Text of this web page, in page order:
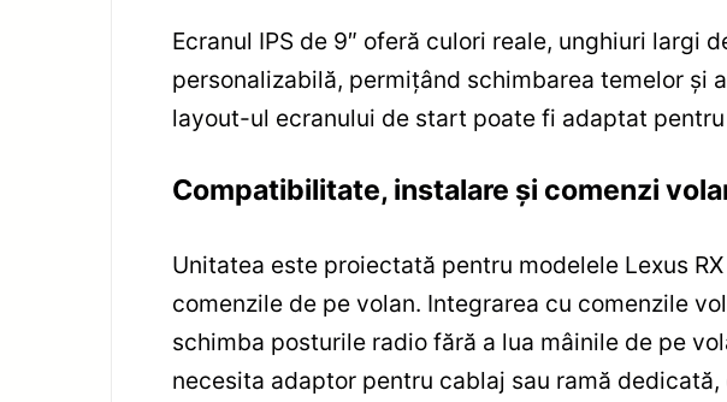
Ecranul IPS de 9″ oferă culori reale, unghiuri
personalizabilă, permițând schimbarea temelor
layout-ul ecranului de start poate fi adaptat
Compatibilitate, instalare și comenzi
Unitatea este proiectată pentru modelele Lexus
comenzile de pe volan. Integrarea cu comenzile
schimba posturile radio fără a lua mâinile de pe
necesita adaptor pentru cablaj sau ramă